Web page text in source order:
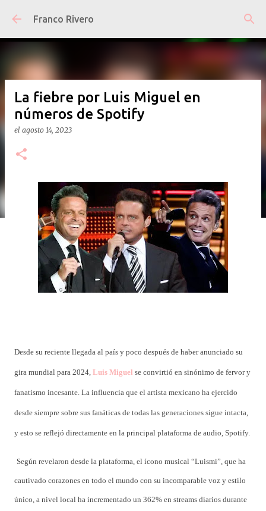
Ir al contenido principal
Franco Rivero
La fiebre por Luis Miguel en
números de Spotify
el agosto 14, 2023
Desde su reciente llegada al país y poco después de haber anunciado su
gira mundial para 2024, Luis Miguel se convirtió en sinónimo de fervor y
fanatismo incesante. La influencia que el artista mexicano ha ejercido
desde siempre sobre sus fanáticas de todas las generaciones sigue intacta,
y esto se reflejó directamente en la principal plataforma de audio, Spotify.
Según revelaron desde la plataforma, el ícono musical “Luismi”, que ha
cautivado corazones en todo el mundo con su incomparable voz y estilo
único, a nivel local ha incrementado un 362% en streams diarios durante